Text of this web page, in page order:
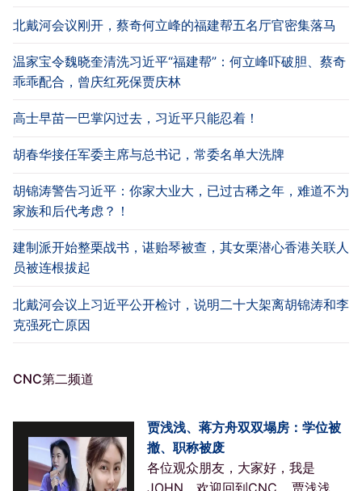
北戴河会议刚开，蔡奇何立峰的福建帮五名厅官密集落马
温家宝令魏晓奎清洗习近平“福建帮”：何立峰吓破胆、蔡奇
乖乖配合，曾庆红死保贾庆林
高士早苗一巴掌闪过去，习近平只能忍着！
胡春华接任军委主席与总书记，常委名单大洗牌
胡锦涛警告习近平：你家大业大，已过古稀之年，难道不为
家族和后代考虑？！
建制派开始整栗战书，谌贻琴被查，其女栗潜心香港关联人
员被连根拔起
北戴河会议上习近平公开检讨，说明二十大架离胡锦涛和李
克强死亡原因
CNC第二频道
贾浅浅、蒋方舟双双塌房：学位被
撤、职称被废
各位观众朋友，大家好，我是